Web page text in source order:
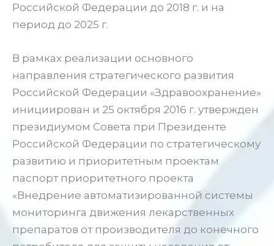
Российской Федерации до 2018 г. и на
период до 2025 г.
В рамках реализации основного
направления стратегического развития
Российской Федерации «Здравоохранение»
инициирован и 25 октября 2016 г. утвержден
президиумом Совета при Президенте
Российской Федерации по стратегическому
развитию и приоритетным проектам
паспорт приоритетного проекта
«Внедрение автоматизированной системы
мониторинга движения лекарственных
препаратов от производителя до конечного